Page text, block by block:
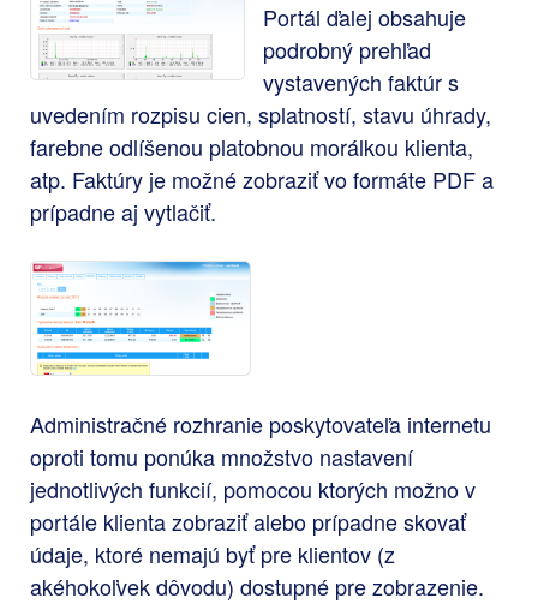
Portál ďalej obsahuje
podrobný prehľad
vystavených faktúr s
uvedením rozpisu cien, splatností, stavu úhrady,
farebne odlíšenou platobnou morálkou klienta,
atp. Faktúry je možné zobraziť vo formáte PDF a
prípadne aj vytlačiť.
Administračné rozhranie poskytovateľa internetu
oproti tomu ponúka množstvo nastavení
jednotlivých funkcií, pomocou ktorých možno v
portále klienta zobraziť alebo prípadne skovať
údaje, ktoré nemajú byť pre klientov (z
akéhokoľvek dôvodu) dostupné pre zobrazenie.